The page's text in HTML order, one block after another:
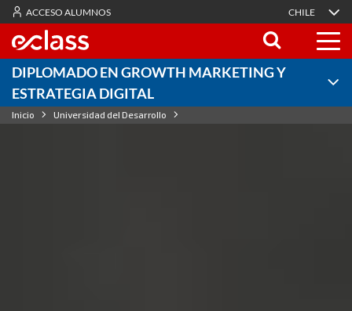
ACCESO ALUMNOS CHILE
DIPLOMADO EN GROWTH MARKETING Y
ESTRATEGIA DIGITAL
Inicio
Universidad del Desarrollo